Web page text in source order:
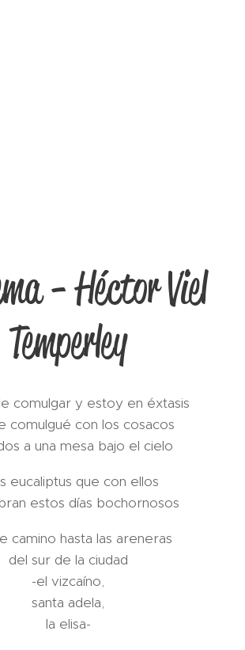
- Héctor Viel
Temperley
comulgar y estoy en éxtasis
comulgué con los cosacos
a una mesa bajo el cielo
eucaliptus que con ellos
estos días bochornosos
camino hasta las areneras
del sur de la ciudad
-el vizcaíno,
santa adela,
la elisa-